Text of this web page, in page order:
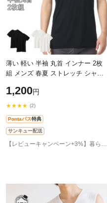
薄い 軽い 半袖 丸首 インナー 2枚
組 メンズ 春夏 ストレッチ シャツ
性 S0300T-E
1,200円
★★★★ (2)
Pontaパス特典
サンキュー配送
【レビューキャンペーン+3%】暮らしの肌着 インナー専門店